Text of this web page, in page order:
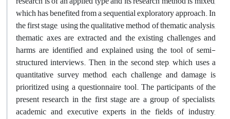
which has benefited from a sequential exploratory approach. In
the first stage, using the qualitative method of thematic analysis,
thematic axes are extracted and the existing challenges and
harms are identified and explained using the tool of semi-
structured interviews. Then, in the second step, which uses a
quantitative survey method, each challenge and damage is
prioritized using a questionnaire tool. The participants of the
present research in the first stage are a group of specialists,
academic and executive experts in the fields of industry,